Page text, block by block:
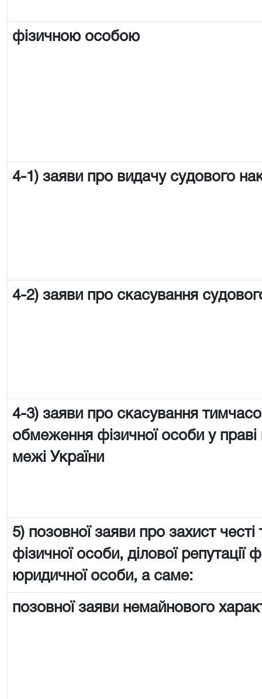
фізичною особою
4-1) заяви про видачу судового
4-2) заяви про скасування
4-3) заяви про скасування
обмеження фізичної особи у праві
межі України
5) позовної заяви про захист честі
фізичної особи, ділової репутації
юридичної особи, а саме:
позовної заяви немайнового